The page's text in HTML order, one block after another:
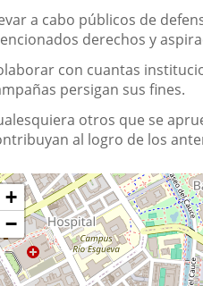
a cabo públicos de
derechos y
con cuantas
persigan sus fines.
otros que se
al logro de los
+
−